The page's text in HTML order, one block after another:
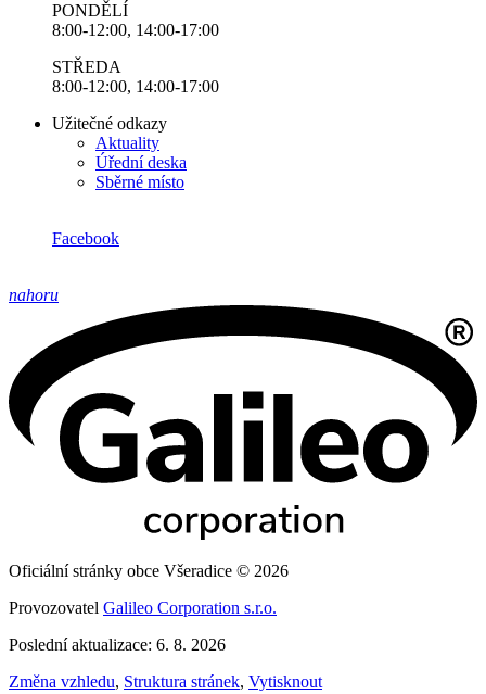
PONDĚLÍ
8:00-12:00, 14:00-17:00
STŘEDA
8:00-12:00, 14:00-17:00
Užitečné odkazy
Aktuality
Úřední deska
Sběrné místo
Facebook
nahoru
Oficiální stránky obce Všeradice © 2026
Provozovatel Galileo Corporation s.r.o.
Poslední aktualizace: 6. 8. 2026
Změna vzhledu, Struktura stránek, Vytisknout